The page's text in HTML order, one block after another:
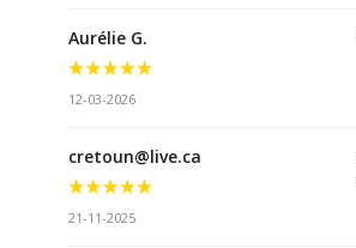
Aurélie G.
12-03-2026
cretoun@live.ca
21-11-2025